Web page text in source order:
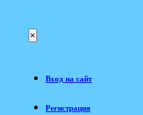
×
Вход на сайт
Регистрация